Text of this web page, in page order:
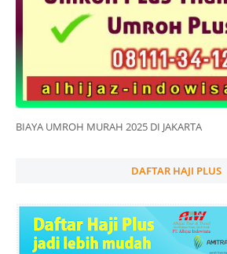
BIAYA UMROH MURAH 2025 DI JAKARTA
DAFTAR HAJI PLUS